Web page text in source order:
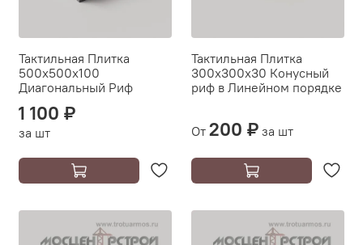
Тактильная Плитка
500х500х100
Диагональный Риф
1 100 ₽
за шт
Тактильная Плитка
300х300х30 Конусный
риф в Линейном порядке
От 200 ₽ за шт